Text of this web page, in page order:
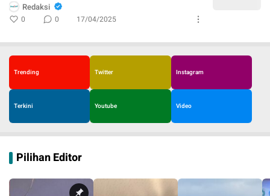
Redaksi
0 0 17/04/2025
Trending Twitter Instagram
Terkini Youtube Video
Pilihan Editor